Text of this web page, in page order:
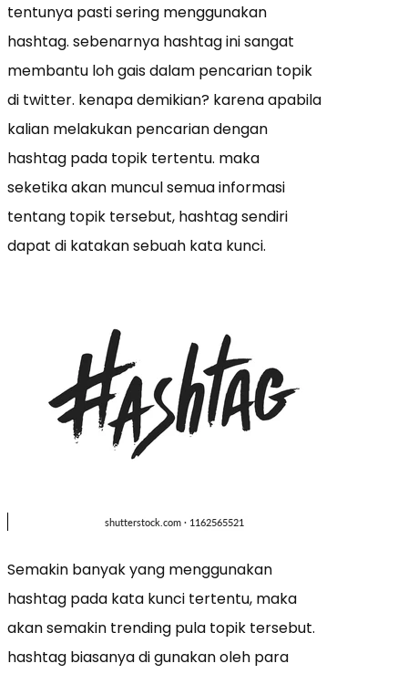
tentunya pasti sering menggunakan
hashtag. sebenarnya hashtag ini sangat
membantu loh gais dalam pencarian topik
di twitter. kenapa demikian? karena apabila
kalian melakukan pencarian dengan
hashtag pada topik tertentu. maka
seketika akan muncul semua informasi
tentang topik tersebut, hashtag sendiri
dapat di katakan sebuah kata kunci.
Semakin banyak yang menggunakan
hashtag pada kata kunci tertentu, maka
akan semakin trending pula topik tersebut.
hashtag biasanya di gunakan oleh para